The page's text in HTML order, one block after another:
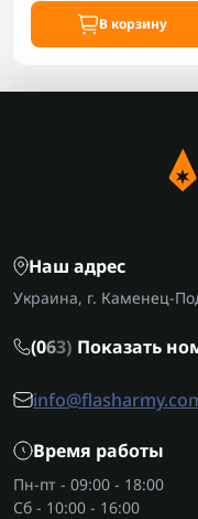
В корзину
Наш адрес
Украина, г. Каменец-
(063) Показать
Время работы
Пн-пт - 09:00 - 18:00
Сб - 10:00 - 16:00